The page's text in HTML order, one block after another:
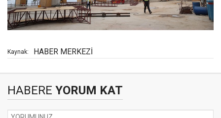
Kaynak: HABER MERKEZİ
HABERE YORUM KAT